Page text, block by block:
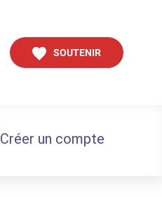
SOUTENIR
Créer un compte